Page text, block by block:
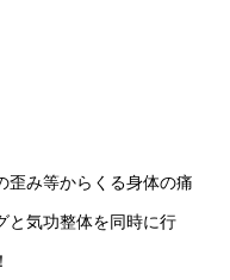
歪み等からくる身体の痛
と気功整体を同時に行